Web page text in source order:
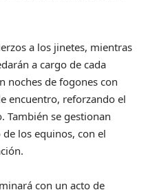
a los jinetes, mientras
a cargo de cada
noches de fogones con
encuentro, reforzando el
se gestionan
los equinos, con el
con un acto de